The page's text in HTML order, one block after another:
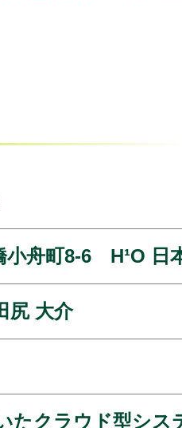
小舟町8-6 H¹O 日
尻 大介
たクラウド型シス